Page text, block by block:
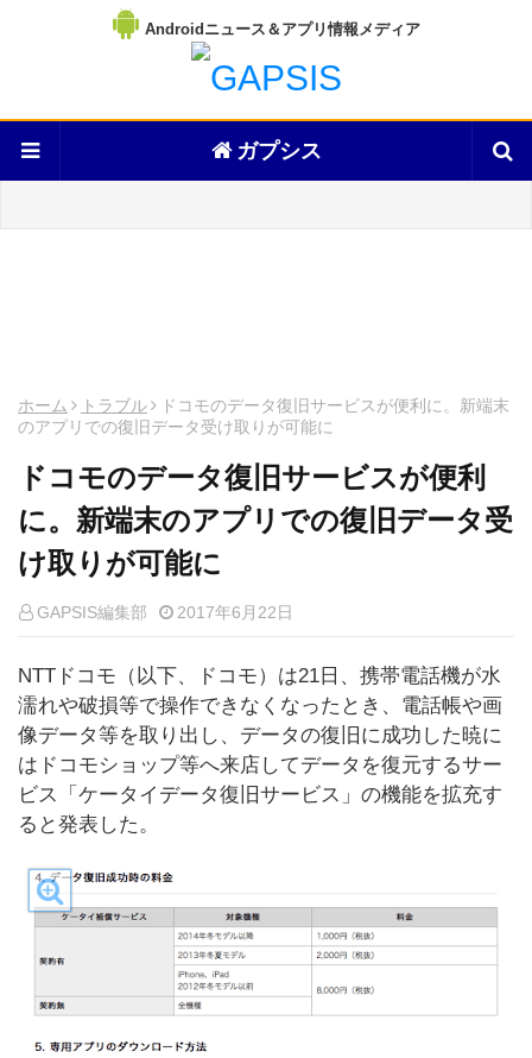
Androidニュース＆アプリ情報メディア
ガプシス
ホーム トラブル
ドコモのデータ復旧サービスが便利に。新端末
のアプリでの復旧データ受け取りが可能に
ドコモのデータ復旧サービスが便利
に。新端末のアプリでの復旧データ受
け取りが可能に
GAPSIS編集部 2017年6月22日
NTTドコモ（以下、ドコモ）は21日、携帯電話機が水
濡れや破損等で操作できなくなったとき、電話帳や画
像データ等を取り出し、データの復旧に成功した暁に
はドコモショップ等へ来店してデータを復元するサー
ビス「ケータイデータ復旧サービス」の機能を拡充す
ると発表した。